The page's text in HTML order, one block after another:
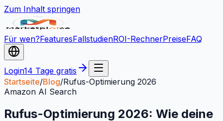
Zum Inhalt springen
Für wen?FeaturesFallstudienROI-RechnerPreiseFAQ
Login14 Tage gratis
Startseite/Blog/Rufus-Optimierung 2026
Amazon AI Search
Rufus-Optimierung 2026: Wie deine